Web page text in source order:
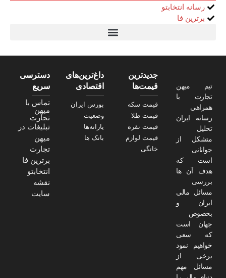
رسانه انتخابتو
برترین فا
تیم میهن
تجارت با
همراهی
رسانه ایران
تحلیل
متشکل از
جوانانی
است که
هدف آن ها
بررسی
مسائل مالی
ایران و
بخصوص
جهان است
که سعی
خواهیم نمود
برخی از
مسائل مهم
جدیدترین
قیمت‌ها
قیمت سکه
قیمت طلا
قیمت نقره
قیمت لوازم
خانگی
داغ‌ترین‌های
اقتصادی
بورس ایران
وضعیت
یارانه‌ها
بانک ها
دسترسی
سریع
تماس با
میهن
تجارت
تبلیغات در
میهن
تجارت
برترین فا
انتخابتو
نقشه
سایت